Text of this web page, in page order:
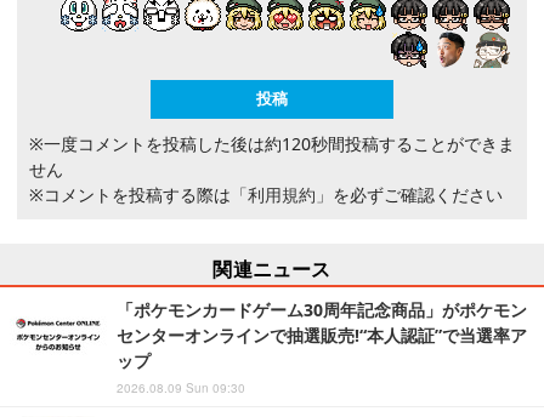
※一度コメントを投稿した後は約120秒間投稿することができま
せん
※コメントを投稿する際は 「利用規約」 を必ずご確認ください
関連ニュース
「ポケモンカードゲーム30周年記念商品」がポケモン
センターオンラインで抽選販売!“本人認証”で当選率ア
ップ
2026.08.09 Sun 09:30